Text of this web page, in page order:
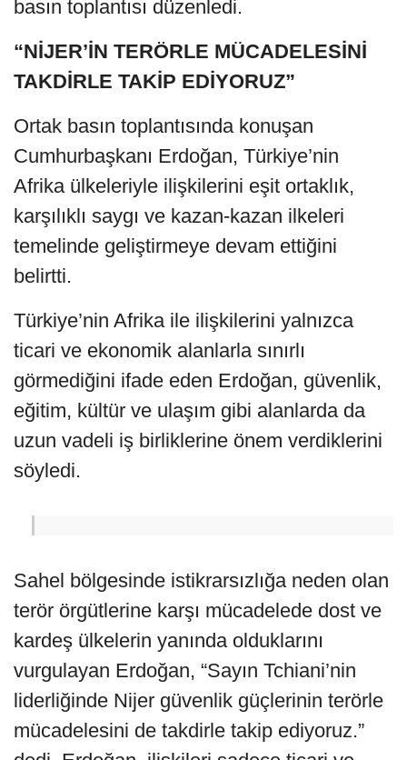
basın toplantısı düzenledi.
“NİJER’İN TERÖRLE MÜCADELESİNİ
TAKDİRLE TAKİP EDİYORUZ”
Ortak basın toplantısında konuşan
Cumhurbaşkanı Erdoğan, Türkiye’nin
Afrika ülkeleriyle ilişkilerini eşit ortaklık,
karşılıklı saygı ve kazan-kazan ilkeleri
temelinde geliştirmeye devam ettiğini
belirtti.
Türkiye’nin Afrika ile ilişkilerini yalnızca
ticari ve ekonomik alanlarla sınırlı
görmediğini ifade eden Erdoğan, güvenlik,
eğitim, kültür ve ulaşım gibi alanlarda da
uzun vadeli iş birliklerine önem verdiklerini
söyledi.
Sahel bölgesinde istikrarsızlığa neden olan
terör örgütlerine karşı mücadelede dost ve
kardeş ülkelerin yanında olduklarını
vurgulayan Erdoğan, “Sayın Tchiani’nin
liderliğinde Nijer güvenlik güçlerinin terörle
mücadelesini de takdirle takip ediyoruz.”